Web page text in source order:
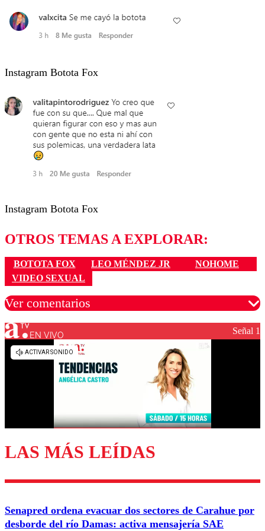
Instagram Botota Fox
Instagram Botota Fox
OTROS TEMAS A EXPLORAR:
BOTOTA FOX LEO MÉNDEZ JR
NOHOME
VIDEO SEXUAL
Ver comentarios
Los comentarios son moderados para garantizar un
diálogo respetuoso.
Enviar comentario
EN VIVO Señal 1
LAS MÁS LEÍDAS
Senapred ordena evacuar dos sectores de Carahue por
desborde del río Damas: activa mensajería SAE